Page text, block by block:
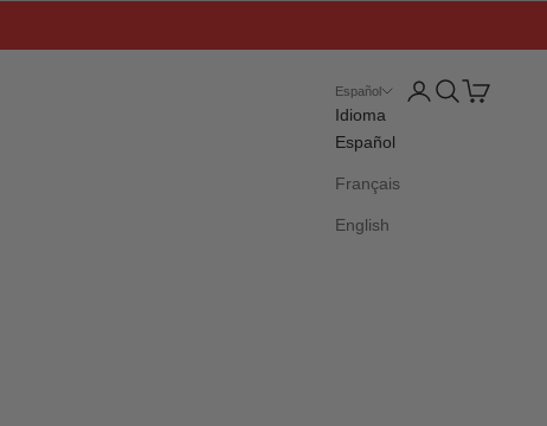
Español
Idioma
Español
Français
English
Iniciar sesión
Buscar
Cesta